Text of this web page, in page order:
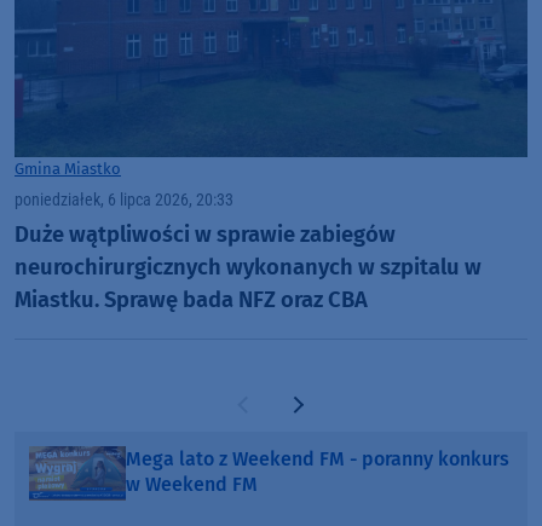
Gmina Miastko
poniedziałek, 6 lipca 2026, 20:33
Duże wątpliwości w sprawie zabiegów
neurochirurgicznych wykonanych w szpitalu w
Miastku. Sprawę bada NFZ oraz CBA
Poprzednia strona
Następna strona
Mega lato z Weekend FM - poranny konkurs
w Weekend FM